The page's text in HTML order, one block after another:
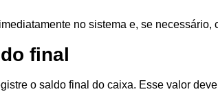
no sistema e, se
final
o saldo final do caixa. Esse valor